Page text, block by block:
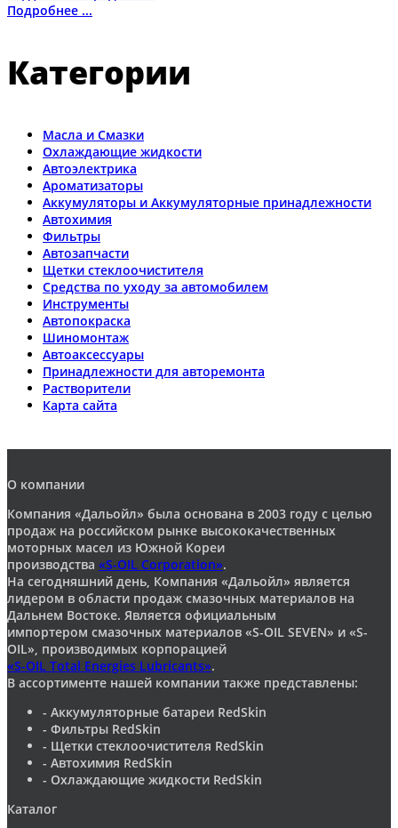
Подробнее ...
Категории
Масла и Смазки
Охлаждающие жидкости
Автоэлектрика
Ароматизаторы
Аккумуляторы и Аккумуляторные принадлежности
Автохимия
Фильтры
Автозапчасти
Щетки стеклоочистителя
Средства по уходу за автомобилем
Инструменты
Автопокраска
Шиномонтаж
Автоаксессуары
Принадлежности для авторемонта
Растворители
Карта сайта
О компании
Компания «Дальойл» была основана в 2003 году с целью
продаж на российском рынке высококачественных
моторных масел из Южной Кореи
производства «S-OIL Corporation».
На сегодняшний день, Компания «Дальойл» является
лидером в области продаж смазочных материалов на
Дальнем Востоке. Является официальным
импортером смазочных материалов «S-OIL SEVEN» и «S-
OIL», производимых корпорацией
«S-OIL Total Energies Lubricants».
В ассортименте нашей компании также представлены:
- Аккумуляторные батареи RedSkin
- Фильтры RedSkin
- Щетки стеклоочистителя RedSkin
- Автохимия RedSkin
- Охлаждающие жидкости RedSkin
Каталог